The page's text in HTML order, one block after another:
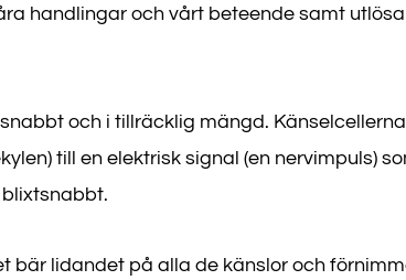
handlingar och vårt beteende samt
och i tillräcklig mängd.
till en elektrisk signal (en nervimpuls)
bär lidandet på alla de känslor och